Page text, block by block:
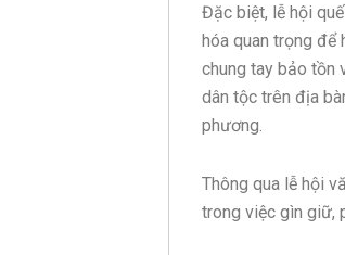
Đặc biệt, lễ hội
hóa quan trọng để
chung tay bảo tồn
dân tộc trên địa
phương.
Thông qua lễ hội
trong việc gìn giữ,